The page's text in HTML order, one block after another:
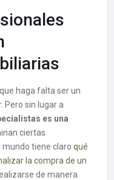
haga falta ser un
Pero sin lugar a
es una
ciertas
mundo tiene claro qué
la compra de un
de manera